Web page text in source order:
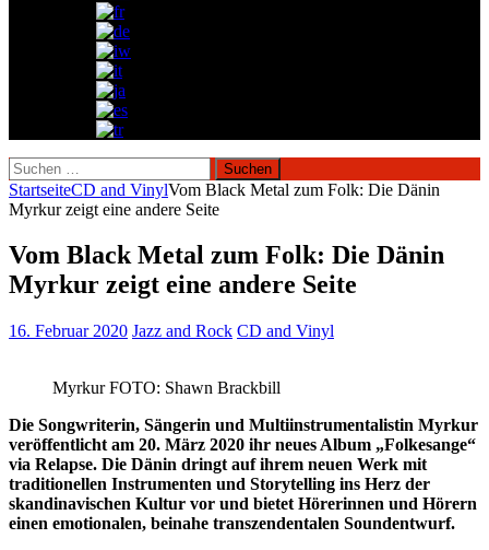
Suchen
nach:
StartseiteCD and VinylVom Black Metal zum Folk: Die Dänin
Myrkur zeigt eine andere Seite
Vom Black Metal zum Folk: Die Dänin
Myrkur zeigt eine andere Seite
16. Februar 2020 Jazz and Rock CD and Vinyl
Myrkur FOTO: Shawn Brackbill
Die Songwriterin, Sängerin und Multiinstrumentalistin Myrkur
veröffentlicht am 20. März 2020 ihr neues Album „Folkesange“
via Relapse. Die Dänin dringt auf ihrem neuen Werk mit
traditionellen Instrumenten und Storytelling ins Herz der
skandinavischen Kultur vor und bietet Hörerinnen und Hörern
einen emotionalen, beinahe transzendentalen Soundentwurf.